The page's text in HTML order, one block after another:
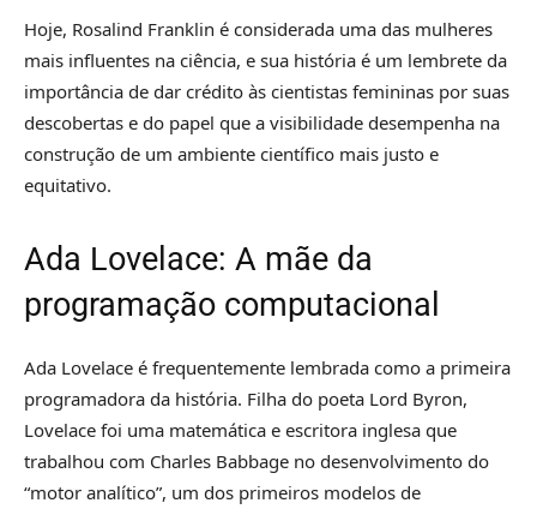
Hoje, Rosalind Franklin é considerada uma das mulheres
mais influentes na ciência, e sua história é um lembrete da
importância de dar crédito às cientistas femininas por suas
descobertas e do papel que a visibilidade desempenha na
construção de um ambiente científico mais justo e
equitativo.
Ada Lovelace: A mãe da
programação computacional
Ada Lovelace é frequentemente lembrada como a primeira
programadora da história. Filha do poeta Lord Byron,
Lovelace foi uma matemática e escritora inglesa que
trabalhou com Charles Babbage no desenvolvimento do
“motor analítico”, um dos primeiros modelos de